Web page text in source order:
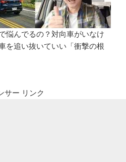
悩んでるの？対向車がいなけ
を追い抜いていい「衝撃の根
サー リンク